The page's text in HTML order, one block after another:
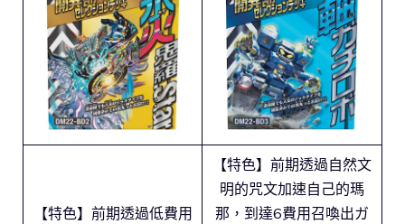
【特色】前期透過低費用
【特色】前期透過自然文
明的咒文加速自己的瑪
那，到達6費用召喚出ガ